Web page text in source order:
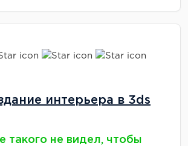
интерьера в 3ds
такого не видел, чтобы